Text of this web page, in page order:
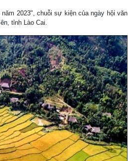
2023", chuỗi sự kiện của ngày hội văn
tỉnh Lào Cai.